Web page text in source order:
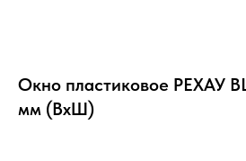
Окно пластиковое РЕХАУ
мм (ВхШ)